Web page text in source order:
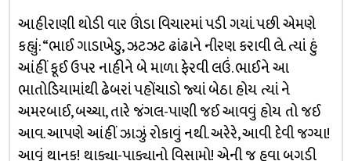
આહીરાણી થોડી વાર ઊંડા વિચારમાં પડી ગયાં. પછી એમણે
કહ્યું: “ભાઈ ગાડાખેડુ, ઝટઝટ ઢાંઢાને નીરણ કરાવી લે. ત્યાં હું
આંહીં કૂઈ ઉપર નાહીને બે માળા ફેરવી લઉં. ભાઈને આ
ભાતોડિયામાંથી ઢેબરાં પહોંચાડો જ્યાં બેઠા હોય ત્યાં ને
અમરબાઈ, બચ્ચા, તારે જંગલ-પાણી જઈ આવવું હોય તો જઈ
આવ. આપણે આંહીં ઝાઝું રોકાવું નથી. અરેરે, આવી દેવી જગ્યા!
આવું થાનક! થાક્યા-પાક્યાનો વિસામો! એની જ હવા બગડી